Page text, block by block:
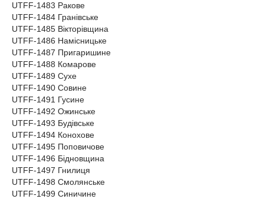
UTFF-1483 Ракове
UTFF-1484 Гранівське
UTFF-1485 Вікторівщина
UTFF-1486 Намісницьке
UTFF-1487 Пригаришине
UTFF-1488 Комарове
UTFF-1489 Сухе
UTFF-1490 Совине
UTFF-1491 Гусине
UTFF-1492 Ожинське
UTFF-1493 Будівське
UTFF-1494 Конохове
UTFF-1495 Поповичове
UTFF-1496 Бідновщина
UTFF-1497 Гнилиця
UTFF-1498 Смолянське
UTFF-1499 Синичине